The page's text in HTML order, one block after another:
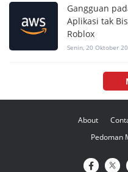
Gangguan
Aplikasi tak
Roblox
Senin, 20 Oktober
About
Pedoman